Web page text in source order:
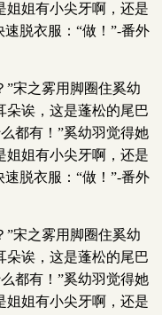
姐姐有小尖牙啊，还是
脱衣服：“做！”-番外
”宋之雾用脚圈住奚幼
朵诶，这是蓬松的尾巴
都有！”奚幼羽觉得她
姐姐有小尖牙啊，还是
脱衣服：“做！”-番外
”宋之雾用脚圈住奚幼
朵诶，这是蓬松的尾巴
都有！”奚幼羽觉得她
姐姐有小尖牙啊，还是